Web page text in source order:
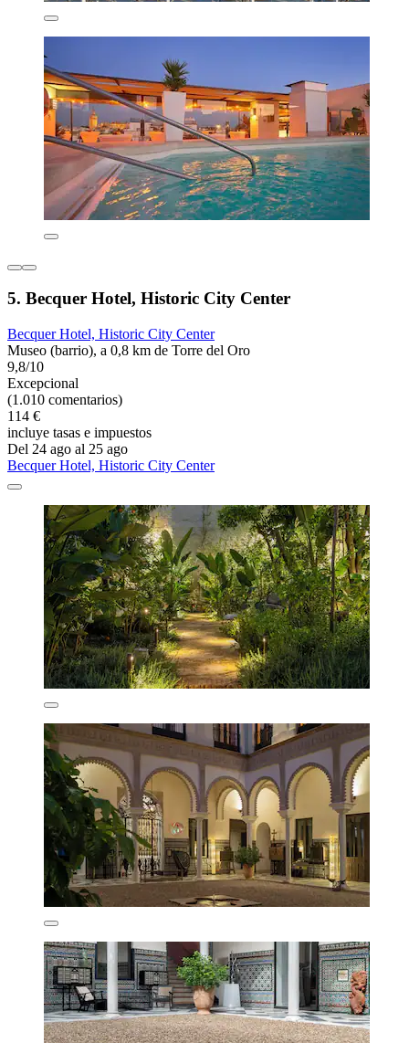
5. Becquer Hotel, Historic City Center
Becquer Hotel, Historic City Center
Museo (barrio), a 0,8 km de Torre del Oro
9,8/10
Excepcional
(1.010 comentarios)
114 €
incluye tasas e impuestos
Del 24 ago al 25 ago
Becquer Hotel, Historic City Center